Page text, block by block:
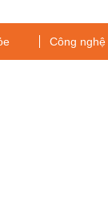
Công nghệ